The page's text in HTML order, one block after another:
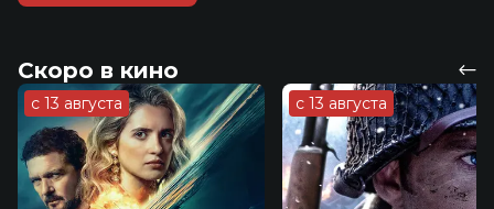
Скоро в кино
с 13 августа с 13 августа